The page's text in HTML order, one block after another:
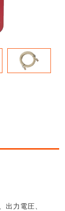
出力電圧、